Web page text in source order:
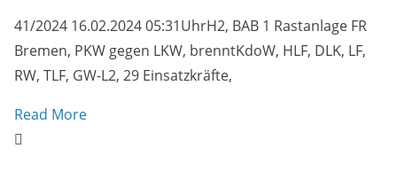
F1 – Rauchmelder piept
36/2024 07.02.2024 17:02UhrF1, Schillingskamp,
Einsatzkräfte, 1 Stunde (Eng) Der zweite Einsatz am
heutigen Tage